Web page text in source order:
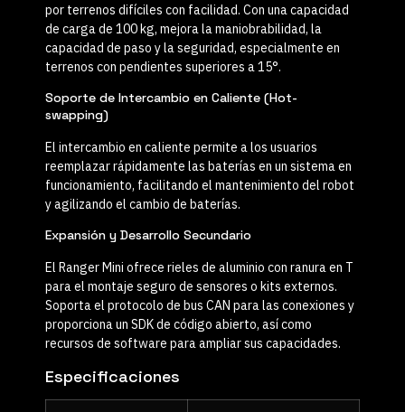
por terrenos difíciles con facilidad. Con una capacidad
de carga de 100 kg, mejora la maniobrabilidad, la
capacidad de paso y la seguridad, especialmente en
terrenos con pendientes superiores a 15°.
Soporte de Intercambio en Caliente (Hot-
swapping)
El intercambio en caliente permite a los usuarios
reemplazar rápidamente las baterías en un sistema en
funcionamiento, facilitando el mantenimiento del robot
y agilizando el cambio de baterías.
Expansión y Desarrollo Secundario
El Ranger Mini ofrece rieles de aluminio con ranura en T
para el montaje seguro de sensores o kits externos.
Soporta el protocolo de bus CAN para las conexiones y
proporciona un SDK de código abierto, así como
recursos de software para ampliar sus capacidades.
Especificaciones